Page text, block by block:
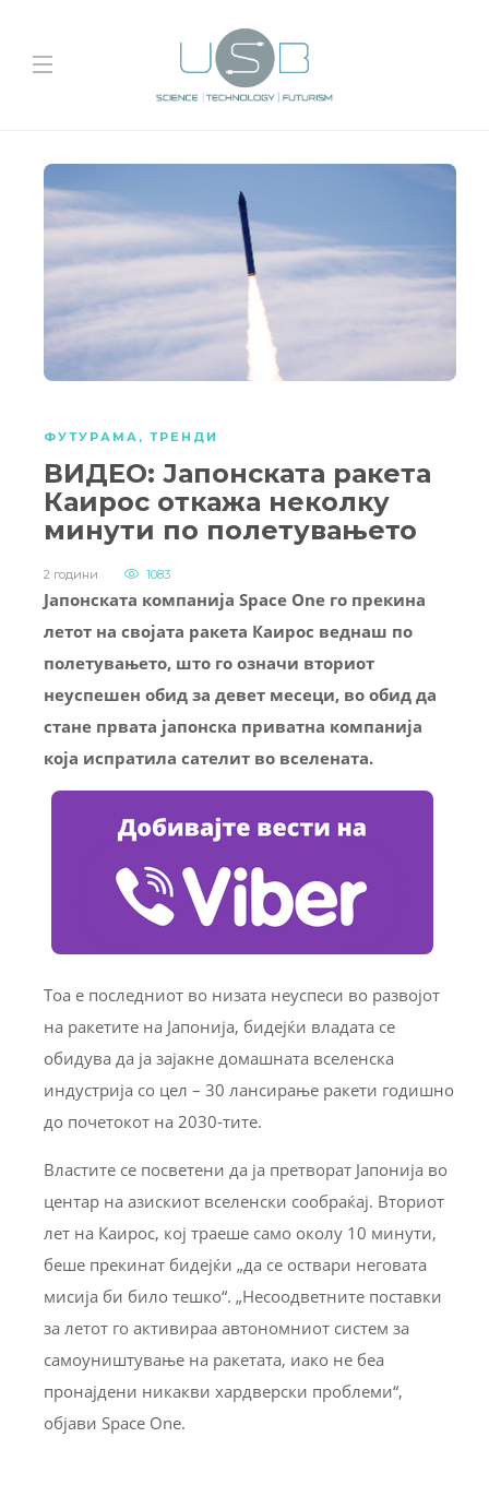
ФУТУРАМА , ТРЕНДИ
ВИДЕО: Јапонската ракета
Каирос откажа неколку
минути по полетувањето
2 години 1083
Јапонската компанија Space One го прекина
летот на својата ракета Каирос веднаш по
полетувањето, што го означи вториот
неуспешен обид за девет месеци, во обид да
стане првата јапонска приватна компанија
која испратила сателит во вселената.
Тоа е последниот во низата неуспеси во развојот
на ракетите на Јапонија, бидејќи владата се
обидува да ја зајакне домашната вселенска
индустрија со цел – 30 лансирање ракети годишно
до почетокот на 2030-тите.
Властите се посветени да ја претворат Јапонија во
центар на азискиот вселенски сообраќај. Вториот
лет на Каирос, кој траеше само околу 10 минути,
беше прекинат бидејќи „да се оствари неговата
мисија би било тешко“. „Несоодветните поставки
за летот го активираа автономниот систем за
самоуништување на ракетата, иако не беа
пронајдени никакви хардверски проблеми“,
објави Space One.